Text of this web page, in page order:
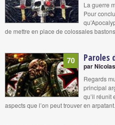
La guerre
Pour
de mettre en place de colossales
70 Paroles
par
Regards
principal
qu’il réunit
aspects que l’on peut trouver en